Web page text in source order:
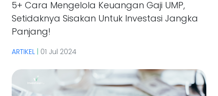
5+ Cara Mengelola Keuangan Gaji UMP,
Setidaknya Sisakan Untuk Investasi Jangka
Panjang!
ARTIKEL 01 Jul 2024